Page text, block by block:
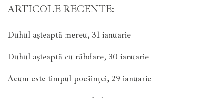
ARTICOLE RECENTE:
Duhul așteaptă mereu, 31 ianuarie
Duhul așteaptă cu răbdare, 30 ianuarie
Acum este timpul pocăinței, 29 ianuarie